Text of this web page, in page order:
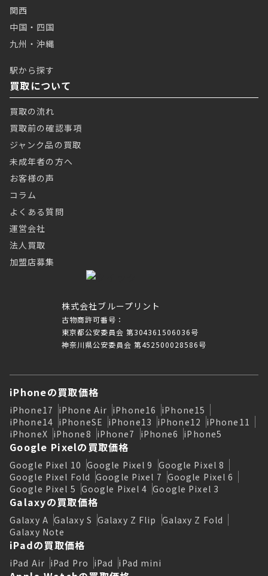
株式会社ブループリント
古物商許可番号：
東京都公安委員会 第304361506036号
神奈川県公安委員会 第452500028586号
関西
中国・四国
九州・沖縄
駅から探す
買取について
買取の流れ
買取前の確認事項
ジャンク品の買取
未成年者の方へ
お客様の声
コラム
よくある質問
運営会社
法人買取
加盟店募集
iPhoneの買取価格
iPhone17 iPhone Air iPhone16 iPhone15
iPhone14 iPhoneSE iPhone13 iPhone12 iPhone11
iPhoneX iPhone8 iPhone7 iPhone6 iPhone5
Google Pixelの買取価格
Google Pixel 10 Google Pixel 9 Google Pixel 8
Google Pixel Fold Google Pixel 7 Google Pixel 6
Google Pixel 5 Google Pixel 4 Google Pixel 3
Galaxyの買取価格
Galaxy A Galaxy S Galaxy Z Flip Galaxy Z Fold
Galaxy Note
iPadの買取価格
iPad Air iPad Pro iPad iPad mini